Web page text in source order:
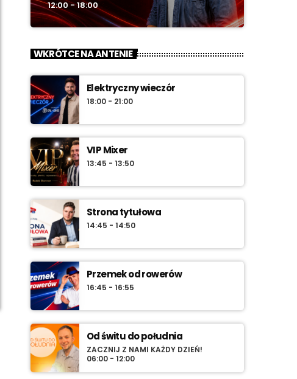
12:00 - 18:00
WKRÓTCE NA ANTENIE
Elektryczny wieczór
18:00 - 21:00
VIP Mixer
13:45 - 13:50
Strona tytułowa
14:45 - 14:50
Przemek od rowerów
16:45 - 16:55
Od świtu do południa
ZACZNIJ Z NAMI KAŻDY DZIEŃ!
06:00 - 12:00